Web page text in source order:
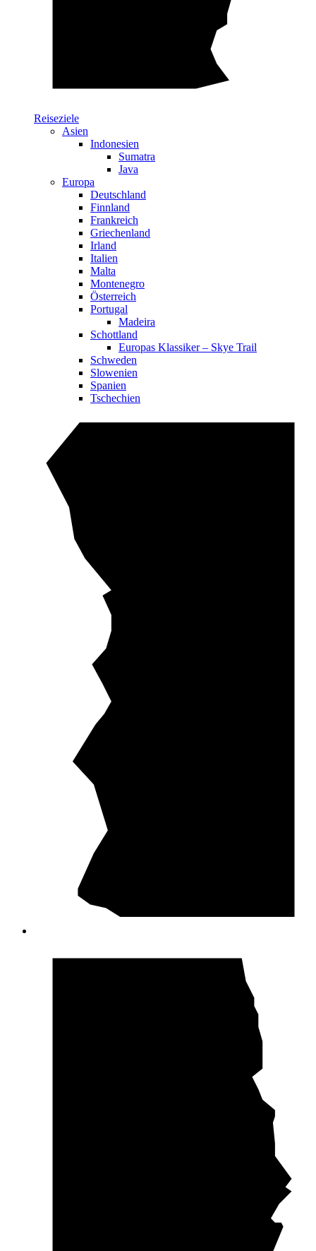
Reiseziele
Asien
Indonesien
Sumatra
Java
Europa
Deutschland
Finnland
Frankreich
Griechenland
Irland
Italien
Malta
Montenegro
Österreich
Portugal
Madeira
Schottland
Europas Klassiker – Skye Trail
Schweden
Slowenien
Spanien
Tschechien